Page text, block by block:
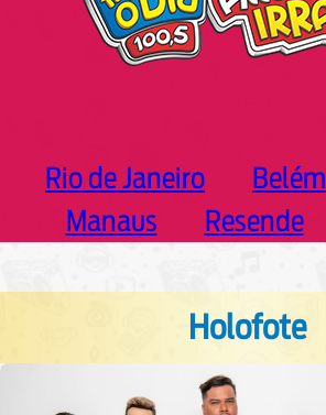
Rio de Janeiro Belém
Manaus
Resende
Holofote